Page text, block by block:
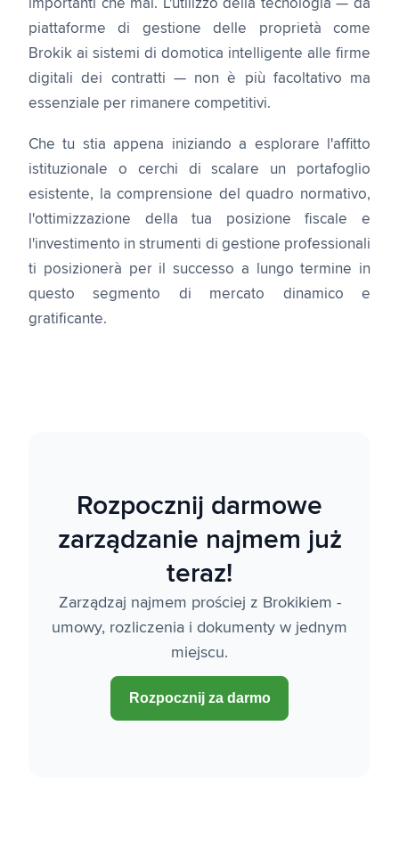
importanti che mai. L'utilizzo della tecnologia — da
piattaforme di gestione delle proprietà come
Brokik ai sistemi di domotica intelligente alle firme
digitali dei contratti — non è più facoltativo ma
essenziale per rimanere competitivi.
Che tu stia appena iniziando a esplorare l'affitto
istituzionale o cerchi di scalare un portafoglio
esistente, la comprensione del quadro normativo,
l'ottimizzazione della tua posizione fiscale e
l'investimento in strumenti di gestione professionali
ti posizionerà per il successo a lungo termine in
questo segmento di mercato dinamico e
gratificante.
Rozpocznij darmowe
zarządzanie najmem już
teraz!
Zarządzaj najmem prościej z Brokikiem -
umowy, rozliczenia i dokumenty w jednym
miejscu.
Rozpocznij za darmo